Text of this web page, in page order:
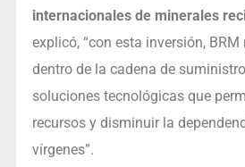
internacionales de minerales
explicó, “con esta inversión, BRM
dentro de la cadena de
soluciones tecnológicas que
recursos y disminuir la
vírgenes”.